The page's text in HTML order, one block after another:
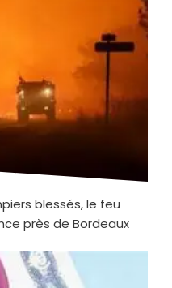
blessés, le feu
près de Bordeaux